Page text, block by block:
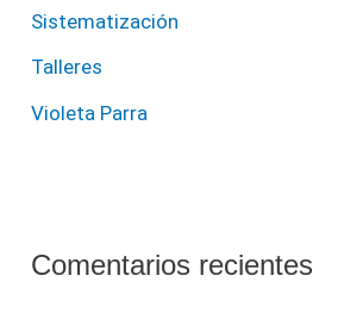
Sistematización
Talleres
Violeta Parra
Comentarios recientes